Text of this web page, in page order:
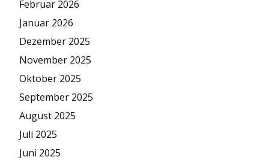
Februar 2026
Januar 2026
Dezember 2025
November 2025
Oktober 2025
September 2025
August 2025
Juli 2025
Juni 2025